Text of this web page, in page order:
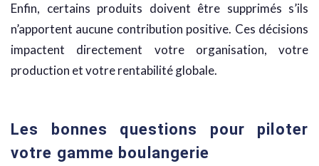
Enfin, certains produits doivent être supprimés s’ils
n’apportent aucune contribution positive. Ces décisions
impactent directement votre organisation, votre
production et votre rentabilité globale.
Les bonnes questions pour piloter
votre gamme boulangerie